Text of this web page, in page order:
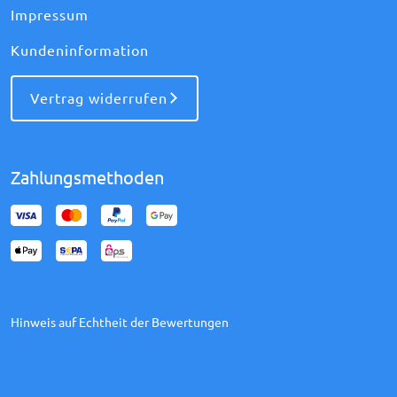
Impressum
Kundeninformation
Vertrag widerrufen
Zahlungsmethoden
Hinweis auf Echtheit der Bewertungen